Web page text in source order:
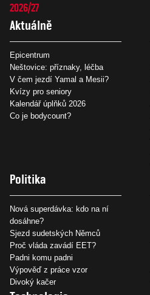
2026/27
Aktuálně
Epicentrum
Neštovice: příznaky, léčba
V čem jezdí Yamal a Mesii?
Kvízy pro seniory
Kalendář úplňků 2026
Co je bodycount?
Politika
Nová superdávka: kdo na ní
dosáhne?
Sjezd sudetských Němců
Proč vláda zavádí EET?
Padni komu padni
Výpověď z práce vzor
Divoký kačer